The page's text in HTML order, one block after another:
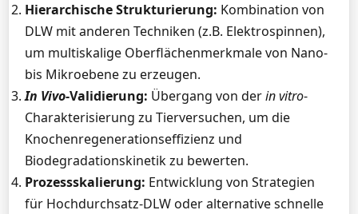
Hierarchische Strukturierung: Kombination von
DLW mit anderen Techniken (z.B. Elektrospinnen),
um multiskalige Oberflächenmerkmale von Nano-
bis Mikroebene zu erzeugen.
In Vivo-Validierung: Übergang von derin vitro-
Charakterisierung zu Tierversuchen, um die
Knochenregenerationseffizienz und
Biodegradationskinetik zu bewerten.
Prozessskalierung: Entwicklung von Strategien
für Hochdurchsatz-DLW oder alternative schnelle